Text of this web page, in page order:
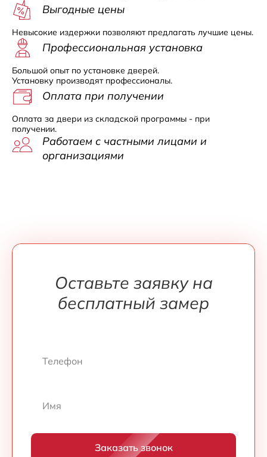
Выгодные цены
Невысокие издержки позволяют предлагать лучшие цены.
Профессиональная установка
Большой опыт по установке дверей.
Установку производят профессионалы.
Оплата при получении
Оплата за двери из складской программы - при
получении.
Работаем с частными лицами и
организациями
Оставьте заявку на
бесплатный замер
Заказать звонок